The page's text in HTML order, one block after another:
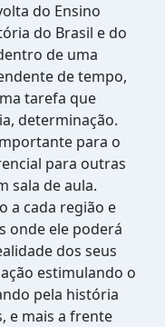
do Ensino
do Brasil e do
de uma
de tempo,
tarefa que
determinação.
para o
para outras
sala de aula.
a cada região e
onde ele poderá
dos seus
estimulando o
pela história
e mais a frente